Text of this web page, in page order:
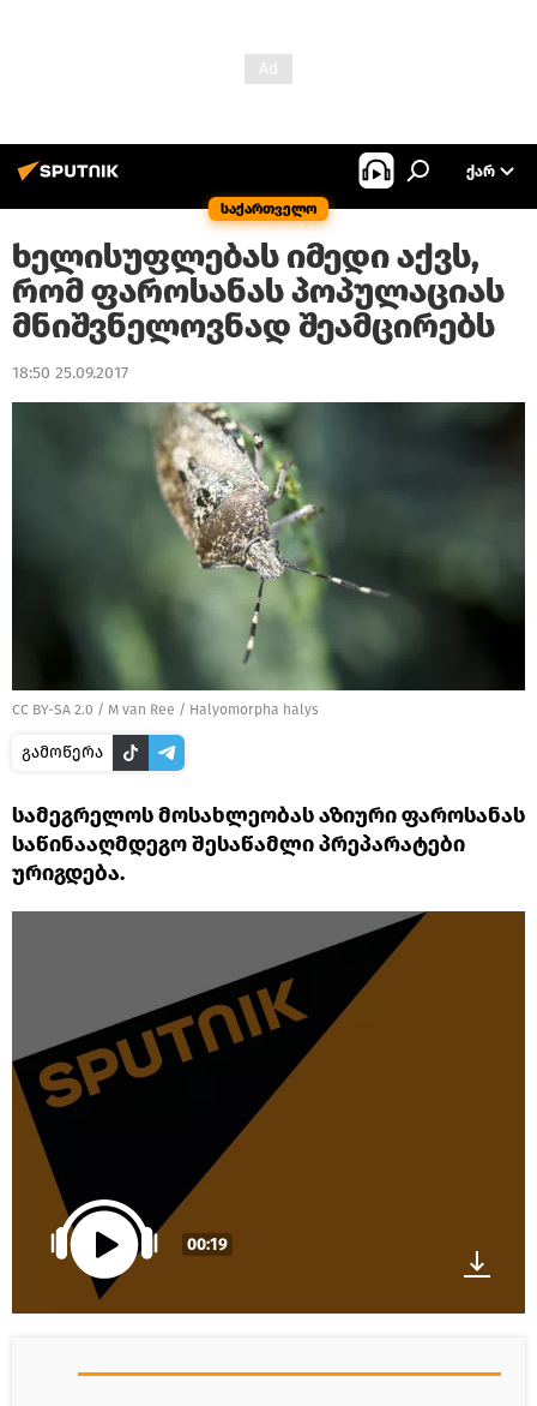
საქართველო
ᲥᲐᲠ
ხელისუფლებას იმედი აქვს,
რომ ფაროსანას პოპულაციას
მნიშვნელოვნად შეამცირებს
18:50 25.09.2017
CC BY-SA 2.0 / M van Ree / Halyomorpha halys
გამოწერა
სამეგრელოს მოსახლეობას აზიური ფაროსანას
საწინააღმდეგო შესაწამლი პრეპარატები
ურიგდება.
00:19